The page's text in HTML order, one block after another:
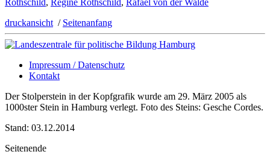
Rothschild, Regine Rothschild, Rafael von der Walde
druckansicht / Seitenanfang
Impressum / Datenschutz
Kontakt
Der Stolperstein in der Kopfgrafik wurde am 29. März 2005 als
1000ster Stein in Hamburg verlegt. Foto des Steins: Gesche Cordes.
Stand: 03.12.2014
Seitenende